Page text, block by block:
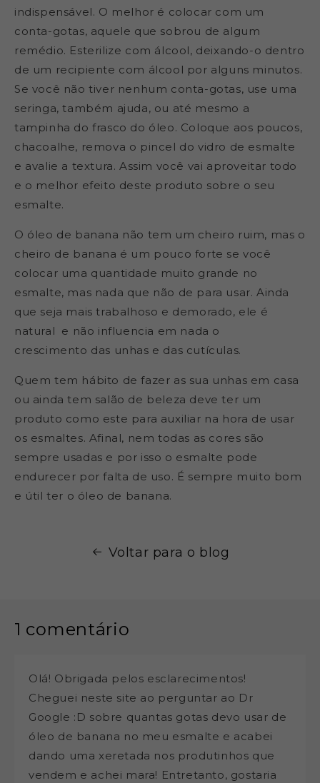
indispensável. O melhor é colocar com um
conta-gotas, aquele que sobrou de algum
remédio. Esterilize com álcool, deixando-o dentro
de um recipiente com álcool por alguns minutos.
Se você não tiver nenhum conta-gotas, use uma
seringa, também ajuda, ou até mesmo a
tampinha do frasco do óleo. Coloque aos poucos,
chacoalhe, remova o pincel do vidro de esmalte
e avalie a textura. Assim você vai aproveitar todo
e o melhor efeito deste produto sobre o seu
esmalte.
O óleo de banana não tem um cheiro ruim, mas o
cheiro de banana é um pouco forte se você
colocar uma quantidade muito grande no
esmalte, mas nada que não de para usar. Ainda
que seja mais trabalhoso e demorado, ele é
natural e não influencia em nada o
crescimento das unhas e das cutículas.
Quem tem hábito de fazer as sua unhas em casa
ou ainda tem salão de beleza deve ter um
produto como este para auxiliar na hora de usar
os esmaltes. Afinal, nem todas as cores são
sempre usadas e por isso o esmalte pode
endurecer por falta de uso. É sempre muito bom
e útil ter o óleo de banana.
Voltar para o blog
1 comentário
Olá! Obrigada pelos esclarecimentos!
Cheguei neste site ao perguntar ao Dr
Google :D sobre quantas gotas devo usar de
óleo de banana no meu esmalte e acabei
dando uma xeretada nos produtinhos que
vendem e achei mara! Entretanto, gostaria